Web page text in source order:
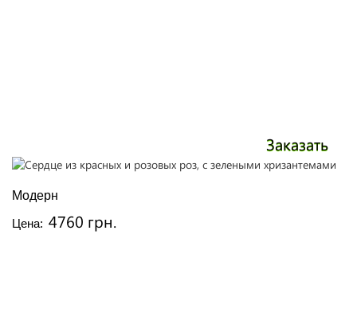
Заказать
Модерн
Цена: 4760 грн.